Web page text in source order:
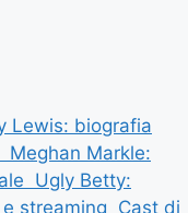
Lewis: biografia
Meghan Markle:
Ugly Betty:
streaming Cast di